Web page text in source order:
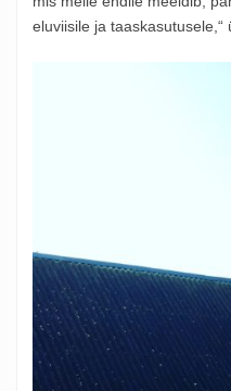
eluviisile ja taaskasutusele,“